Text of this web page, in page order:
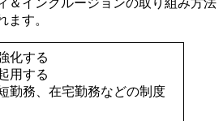
ます。
化する
用する
勤務、在宅勤務などの制度